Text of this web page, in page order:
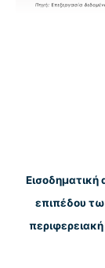
Εισοδηματική
επιπέδου